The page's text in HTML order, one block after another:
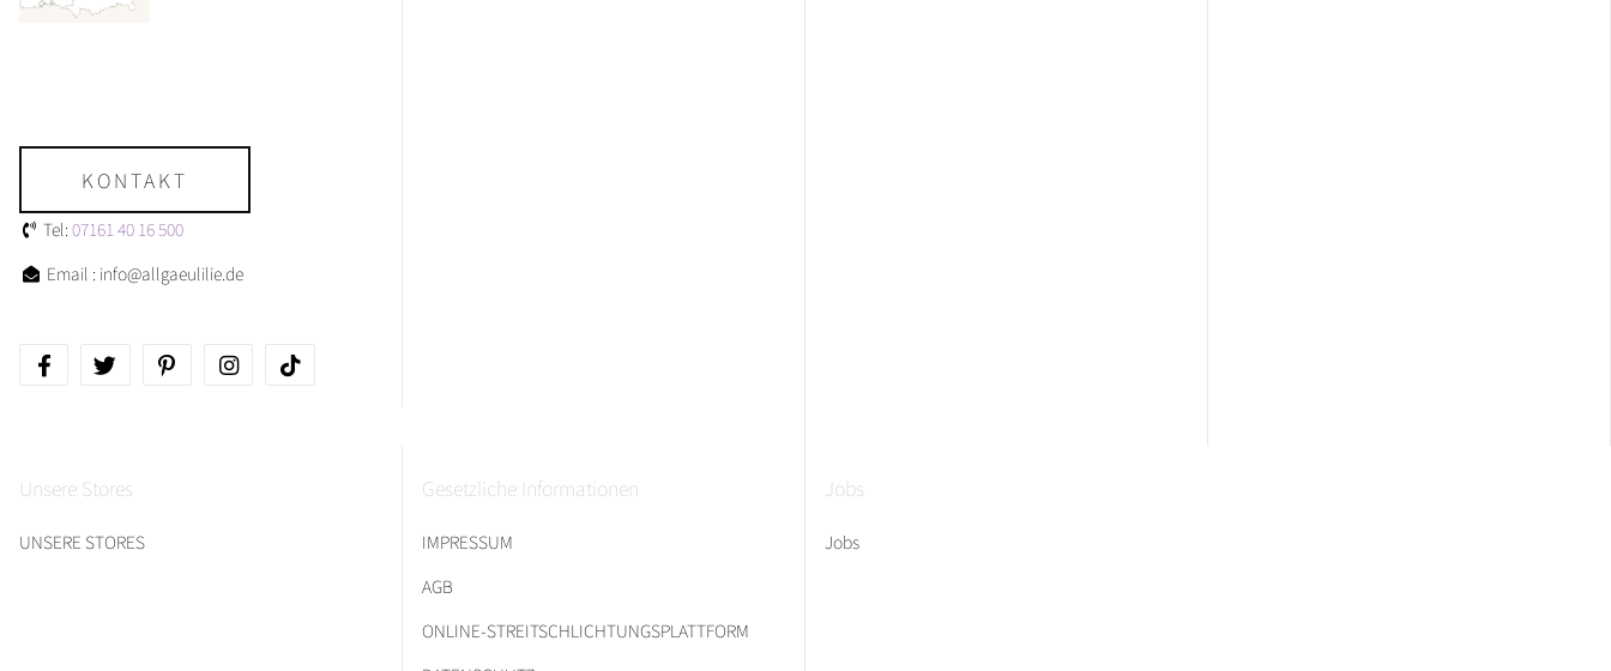
KONTAKT
Tel: 07161 40 16 500
Email : info@allgaeulilie.de
Unsere Stores
UNSERE STORES
Gesetzliche Informationen
IMPRESSUM
AGB
ONLINE-STREITSCHLICHTUNGSPLATTFORM
Jobs
Jobs